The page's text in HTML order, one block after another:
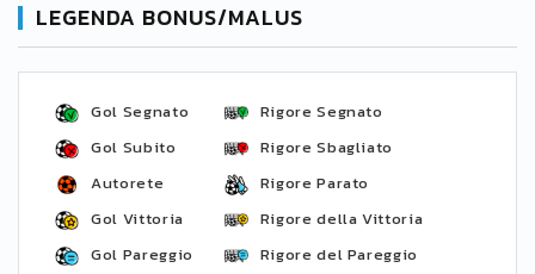
LEGENDA BONUS/MALUS
Gol Segnato
Gol Subito
Autorete
Gol Vittoria
Gol Pareggio
Rigore Segnato
Rigore Sbagliato
Rigore Parato
Rigore della Vittoria
Rigore del Pareggio